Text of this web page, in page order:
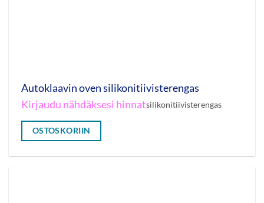
Autoklaavin oven silikonitiivisterengas
Kirjaudu nähdäksesi hinnatsilikonitiivisterengas
OSTOSKORIIN